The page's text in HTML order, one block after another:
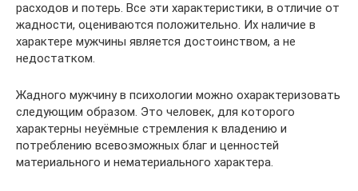
расходов и потерь. Все эти характеристики, в отличие от
жадности, оцениваются положительно. Их наличие в
характере мужчины является достоинством, а не
недостатком.
Жадного мужчину в психологии можно охарактеризовать
следующим образом. Это человек, для которого
характерны неуёмные стремления к владению и
потреблению всевозможных благ и ценностей
материального и нематериального характера.